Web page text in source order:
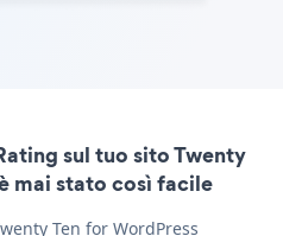
sul tuo sito Twenty
mai stato così facile
Ten for WordPress